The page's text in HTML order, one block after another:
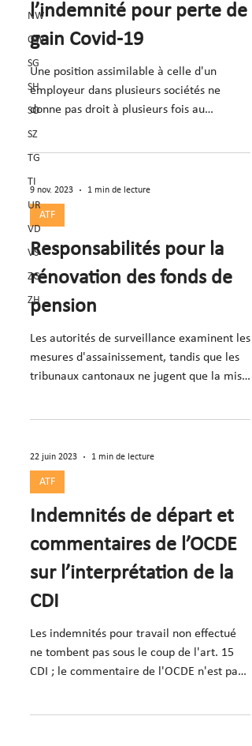
NW
OW
SG
SH
SO
SZ
TG
TI
UR
VD
VS
ZG
ZH
l’indemnité pour perte de
gain Covid-19
Une position assimilable à celle d'un
employeur dans plusieurs sociétés ne
donne pas droit à plusieurs fois au
montant maximal (consid. 6).
9 nov. 2023 1 min de lecture
ATF
Responsabilités pour la
rénovation des fonds de
pension
Les autorités de surveillance examinent les
mesures d'assainissement, tandis que les
tribunaux cantonaux ne jugent que la mise
22 juin 2023 1 min de lecture
ATF
Indemnités de départ et
commentaires de l’OCDE
sur l’interprétation de la
CDI
Les indemnités pour travail non effectué
ne tombent pas sous le coup de l'art. 15
CDI ; le commentaire de l'OCDE n'est pas